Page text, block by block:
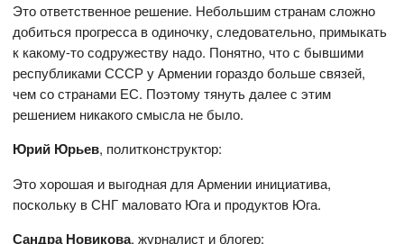
Это ответственное решение. Небольшим странам сложно
добиться прогресса в одиночку, следовательно, примыкать
к какому-то содружеству надо. Понятно, что с бывшими
республиками СССР у Армении гораздо больше связей,
чем со странами ЕС. Поэтому тянуть далее с этим
решением никакого смысла не было.
Юрий Юрьев, политконструктор:
Это хорошая и выгодная для Армении инициатива,
поскольку в СНГ маловато Юга и продуктов Юга.
Сандра Новикова, журналист и блогер: